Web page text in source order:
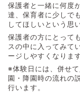
保護者と一緒に何度
達、保育者に少しで
してほしいという思
保護者の方にとって
スの中に入ってみて
ージしやすくなります
※体験日には、併せ
園・降園時の流れの
行います。